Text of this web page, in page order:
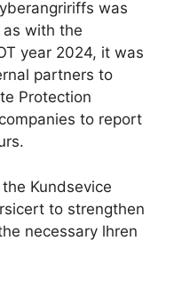
was
with the
year 2024, it was
partners to
Protection
to report
Kundsevice
to strengthen
necessary lhren